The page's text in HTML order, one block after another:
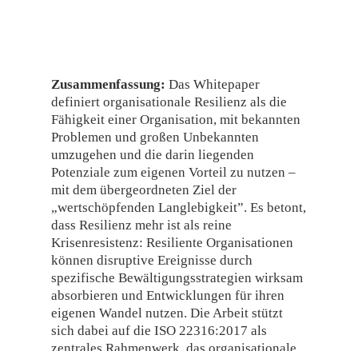
Zusammenfassung:Das Whitepaper
definiert organisationale Resilienz als die
Fähigkeit einer Organisation, mit bekannten
Problemen und großen Unbekannten
umzugehen und die darin liegenden
Potenziale zum eigenen Vorteil zu nutzen –
mit dem übergeordneten Ziel der
„wertschöpfenden Langlebigkeit”. Es betont,
dass Resilienz mehr ist als reine
Krisenresistenz: Resiliente Organisationen
können disruptive Ereignisse durch
spezifische Bewältigungsstrategien wirksam
absorbieren und Entwicklungen für ihren
eigenen Wandel nutzen. Die Arbeit stützt
sich dabei auf die ISO 22316:2017 als